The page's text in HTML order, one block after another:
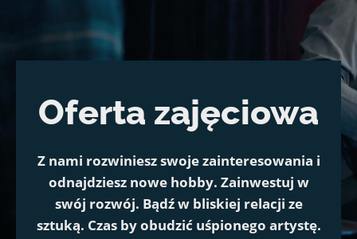
Oferta zajęciowa
Z nami rozwiniesz swoje zainteresowania i
odnajdziesz nowe hobby. Zainwestuj w
swój rozwój. Bądź w bliskiej relacji ze
sztuką. Czas by obudzić uśpionego artystę.